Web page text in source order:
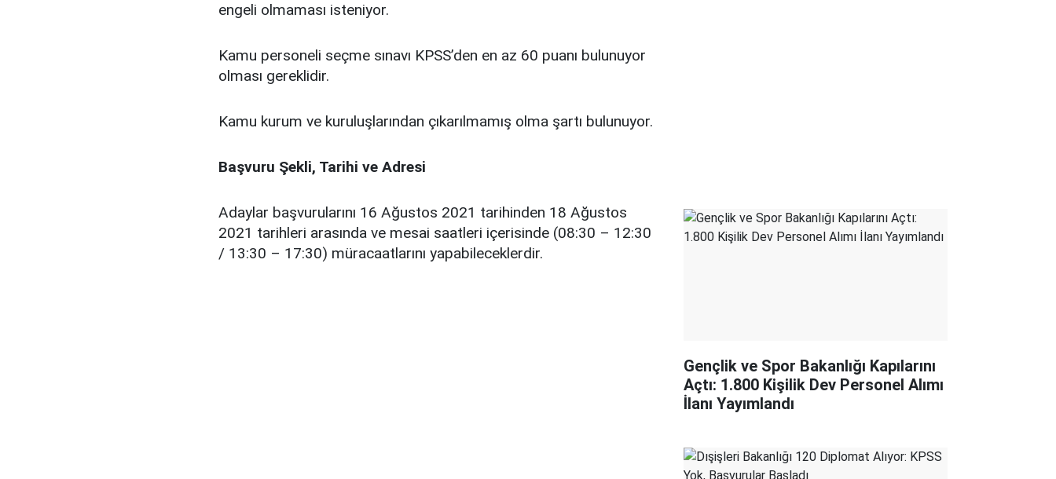
engeli olmaması isteniyor.
Kamu personeli seçme sınavı KPSS’den en az 60 puanı bulunuyor
olması gereklidir.
Kamu kurum ve kuruluşlarından çıkarılmamış olma şartı bulunuyor.
Başvuru Şekli, Tarihi ve Adresi
Adaylar başvurularını 16 Ağustos 2021 tarihinden 18 Ağustos
2021 tarihleri arasında ve mesai saatleri içerisinde (08:30 – 12:30
/ 13:30 – 17:30) müracaatlarını yapabileceklerdir.
Gençlik ve Spor Bakanlığı Kapılarını
Açtı: 1.800 Kişilik Dev Personel Alımı
İlanı Yayımlandı